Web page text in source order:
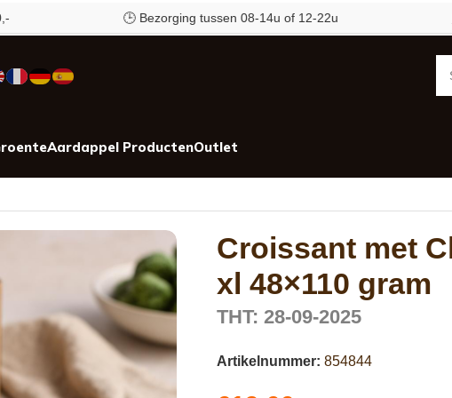
🕒 Bezorging tussen 08-14u of 12-22u ✉️
Aardappel ProductenOutlet
Croissant met
xl 48×110 gram
THT: 28-09-2025
Artikelnummer: 854844